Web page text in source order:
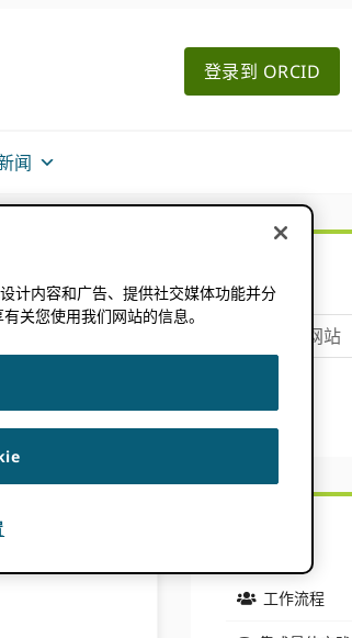
登录到 ORCID
闻
审稿人
至关重
要
侧索
个
网
工作流程
计内容和广告、提供社交媒体功能并分
关您使用我们网站的信息。